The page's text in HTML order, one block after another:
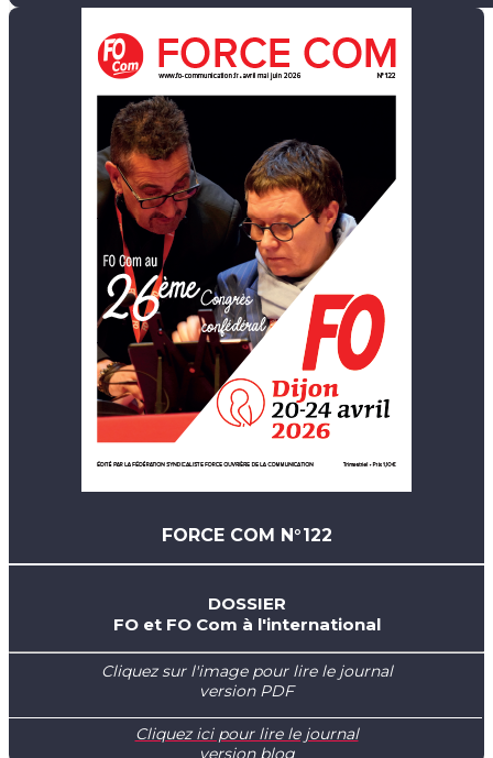
FORCE COM N°122
DOSSIER
FO et FO Com à l'international
Cliquez sur l'image pour lire le journal
version PDF
Cliquez ici pour lire le journal
version blog